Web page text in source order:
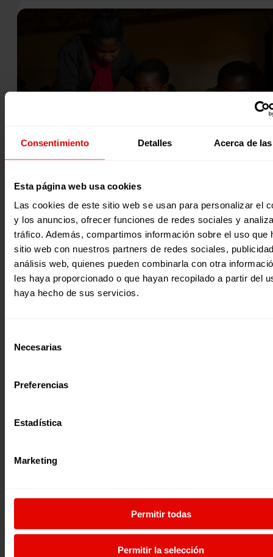
Consentimiento Detalles Acerca de
Esta página web usa cookies
Las cookies de este sitio web se usan para personalizar el
y los anuncios, ofrecer funciones de redes sociales y
tráfico. Además, compartimos información sobre el uso que
sitio web con nuestros partners de redes sociales,
análisis web, quienes pueden combinarla con otra
les haya proporcionado o que hayan recopilado a partir del
haya hecho de sus servicios.
Necesarias
Preferencias
Estadística
Marketing
Permitir todas
Permitir la selección
Noticia
|
Migración y refugio
“ME ENCANTA ENSEÑAR, ES CON LO ÚNICO QUE SUEÑO”
En septiembre de 2019, desde Entreculturas, junto al
Jesuita a Refugiados (JRS), empezamos a trabajar de la
25 febrero 2022
¿Quieres recibir información?
que te ofrecemos información, no dejes
base de datos y podrás estar al tanto de
todas las novedades.
Tlf. 91 590 26 72
noticias@entreculturas.org
Facebook
X YouTube
Instagram
LinkedIn
Bluesky